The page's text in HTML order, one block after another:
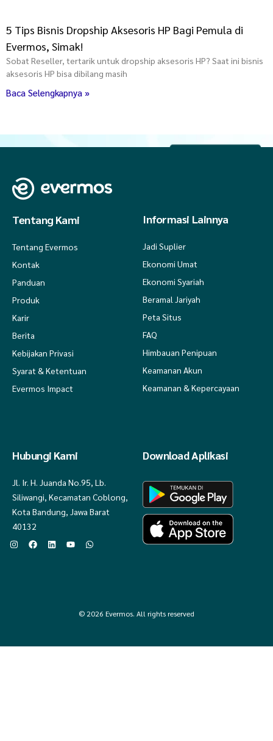
5 Tips Bisnis Dropship Aksesoris HP Bagi Pemula di
Evermos, Simak!
Sobat Reseller, tertarik untuk dropship aksesoris HP? Saat ini bisnis
aksesoris HP bisa dibilang masih
Baca Selengkapnya »
Tentang Kami
Tentang Evermos
Kontak
Panduan
Produk
Karir
Berita
Kebijakan Privasi
Syarat & Ketentuan
Evermos Impact
Informasi Lainnya
Jadi Suplier
Ekonomi Umat
Ekonomi Syariah
Beramal Jariyah
Peta Situs
FAQ
Himbauan Penipuan
Keamanan Akun
Keamanan & Kepercayaan
Hubungi Kami
Jl. Ir. H. Juanda No.95, Lb.
Siliwangi, Kecamatan Coblong,
Kota Bandung, Jawa Barat
40132
Download Aplikasi
© 2026 Evermos. All rights reserved